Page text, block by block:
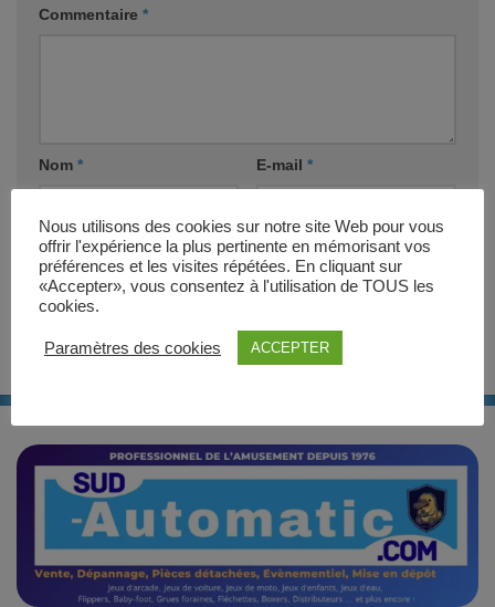
Commentaire *
Nom * E-mail *
Site web
Nous utilisons des cookies sur notre site Web pour vous
offrir l'expérience la plus pertinente en mémorisant vos
préférences et les visites répétées. En cliquant sur
«Accepter», vous consentez à l'utilisation de TOUS les
cookies.
Paramètres des cookies ACCEPTER